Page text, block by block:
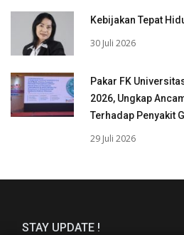
Kebijakan Tepat
30 Juli 2026
Pakar FK
2026, Ungkap
Terhadap Penyakit
29 Juli 2026
STAY UPDATE !